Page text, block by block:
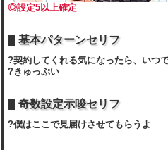
◎設定5以上確定
基本パターンセリフ
?契約してくれる気になったら、いつ
?きゅっぷい
奇数設定示唆セリフ
?僕はここで見届けさせてもらうよ